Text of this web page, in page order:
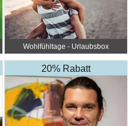
Wohlfühltage - Urlaubsbox
20% Rabatt